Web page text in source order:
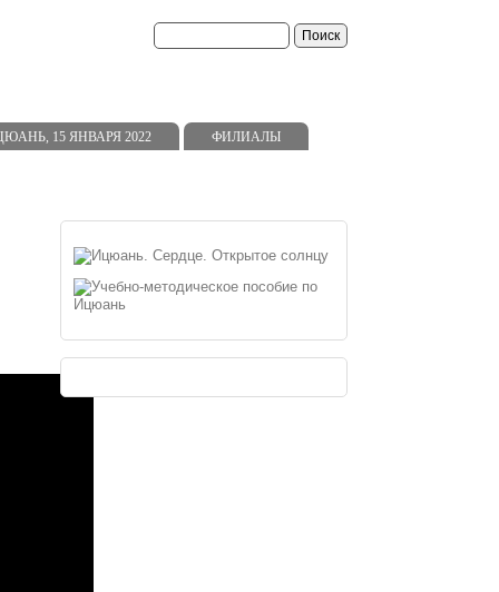
15 ЯНВАРЯ 2022 ФИЛИАЛЫ